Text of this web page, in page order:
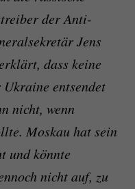
der Anti-
Jens
dass keine
entsendet
nicht, wenn
Moskau hat sein
und könnte
nicht auf, zu